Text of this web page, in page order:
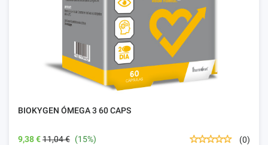
BIOKYGEN ÓMEGA 3 60 CAPS
9,38 €11,04 € (15%) (0)